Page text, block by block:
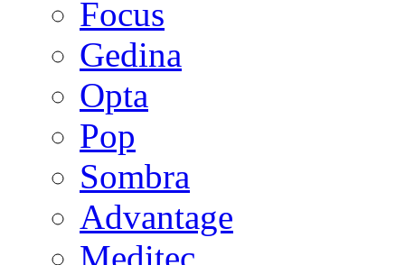
Focus
Gedina
Opta
Pop
Sombra
Advantage
Meditec